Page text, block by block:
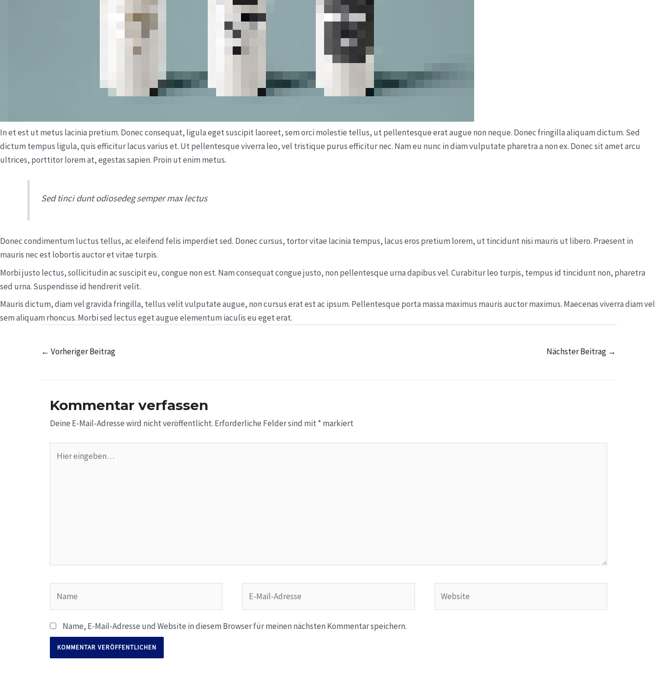
In et est ut metus lacinia pretium. Donec consequat, ligula eget suscipit laoreet, sem orci molestie tellus, ut pellentesque erat augue non neque. Donec fringilla aliquam dictum. Sed
dictum tempus ligula, quis efficitur lacus varius et. Ut pellentesque viverra leo, vel tristique purus efficitur nec. Nam eu nunc in diam vulputate pharetra a non ex. Donec sit amet arcu
ultrices, porttitor lorem at, egestas sapien. Proin ut enim metus.
Sed tinci dunt odiosedeg semper max lectus
Donec condimentum luctus tellus, ac eleifend felis imperdiet sed. Donec cursus, tortor vitae lacinia tempus, lacus eros pretium lorem, ut tincidunt nisi mauris ut libero. Praesent in
mauris nec est lobortis auctor et vitae turpis.
Morbi justo lectus, sollicitudin ac suscipit eu, congue non est. Nam consequat congue justo, non pellentesque urna dapibus vel. Curabitur leo turpis, tempus id tincidunt non, pharetra
sed urna. Suspendisse id hendrerit velit.
Mauris dictum, diam vel gravida fringilla, tellus velit vulputate augue, non cursus erat est ac ipsum. Pellentesque porta massa maximus mauris auctor maximus. Maecenas viverra diam vel
sem aliquam rhoncus. Morbi sed lectus eget augue elementum iaculis eu eget erat.
← Vorheriger Beitrag Nächster Beitrag →
Kommentar verfassen
Deine E-Mail-Adresse wird nicht veröffentlicht. Erforderliche Felder sind mit* markiert
eingeben…
Mail-
Name, E-Mail-Adresse und Website in diesem Browser für meinen nächsten Kommentar speichern.